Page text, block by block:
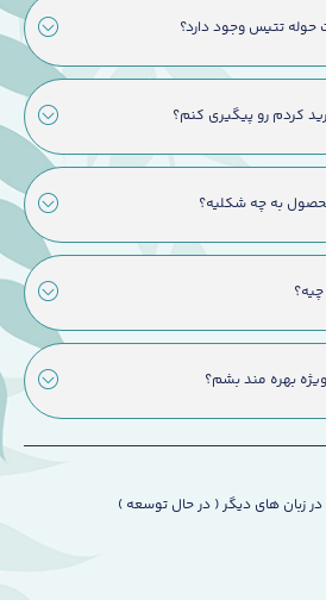
تتیس وجود دارد؟
کردم رو پیگیری کنم؟
به چه شکلیه؟
بهره مند بشم؟
زبان های دیگر ( در حال توسعه )